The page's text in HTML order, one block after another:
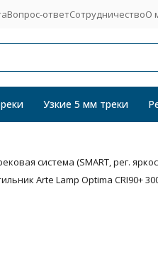
Вопрос-ответСотрудничествоО
Узкие 5 мм треки
система (SMART, рег.
Arte Lamp Optima CRI90+